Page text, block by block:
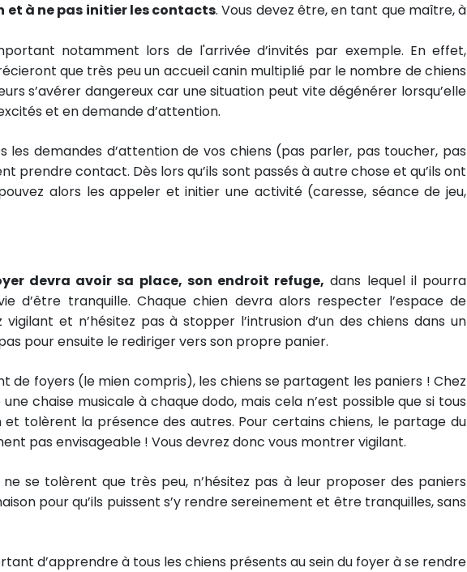
et à ne pas initier les contacts. Vous devez être, en tant que maître, à
notamment lors de l'arrivée d’invités par exemple. En effet,
que très peu un accueil canin multiplié par le nombre de chiens
s’avérer dangereux car une situation peut vite dégénérer lorsqu’elle
et en demande d’attention.
les demandes d’attention de vos chiens (pas parler, pas toucher, pas
prendre contact. Dès lors qu’ils sont passés à autre chose et qu’ils ont
alors les appeler et initier une activité (caresse, séance de jeu,
devra avoir sa place, son endroit refuge, dans lequel il pourra
d’être tranquille. Chaque chien devra alors respecter l’espace de
vigilant et n’hésitez pas à stopper l’intrusion d’un des chiens dans un
pour ensuite le rediriger vers son propre panier.
de foyers (le mien compris), les chiens se partagent les paniers ! Chez
une chaise musicale à chaque dodo, mais cela n’est possible que si tous
et tolèrent la présence des autres. Pour certains chiens, le partage du
pas envisageable ! Vous devrez donc vous montrer vigilant.
ne se tolèrent que très peu, n’hésitez pas à leur proposer des paniers
pour qu’ils puissent s’y rendre sereinement et être tranquilles, sans
d’apprendre à tous les chiens présents au sein du foyer à se rendre